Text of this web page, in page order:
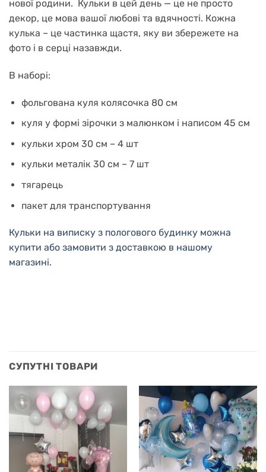
нової родини. Кульки в цей день — це не просто
декор, це мова вашої любові та вдячності. Кожна
кулька – це частинка щастя, яку ви збережете на
фото і в серці назавжди.
В наборі:
фольгована куля колясочка 80 см
куля у формі зірочки з малюнком і написом 45 см
кульки хром 30 см – 4 шт
кульки металік 30 см – 7 шт
тягарець
пакет для транспортування
Кульки на виписку з пологового будинку можна
купити або замовити з доставкою в нашому
магазині.
СУПУТНІ ТОВАРИ